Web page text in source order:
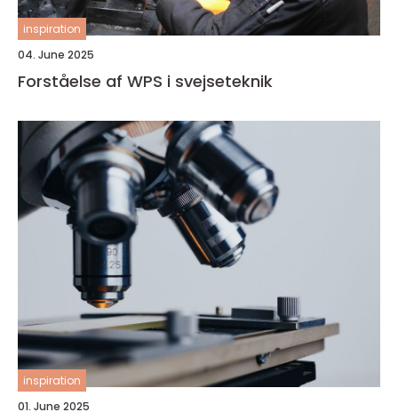
inspiration
04. June 2025
Forståelse af WPS i svejseteknik
inspiration
01. June 2025